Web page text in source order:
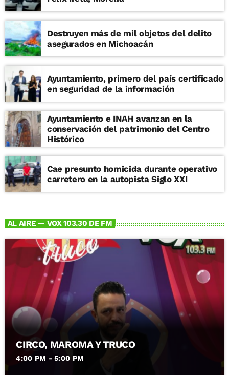
Destruyen más de mil objetos del delito
asegurados en Michoacán
Ayuntamiento, primero del país certificado
en seguridad de la información
Ayuntamiento e INAH avanzan en la
conservación del patrimonio del Centro
Histórico
Cae presunto homicida durante operativo
carretero en la autopista Siglo XXI
AL AIRE — VOX 103.30 DE FM
CIRCO, MAROMA Y TRUCO
4:00 PM - 5:00 PM